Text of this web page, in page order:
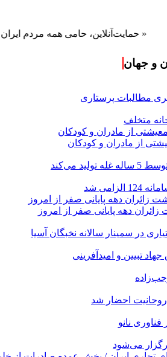
حامی همه مردم ایران »
و جهان
مطالبات پرستاری
از مادران و کودکان
می‌کند
شد
دهه پایانی صفر از امروز
در سمینار سالانه نخبگان آسیا
تبیین و امیدآفرینی
روحانیت احضار شد
نانو